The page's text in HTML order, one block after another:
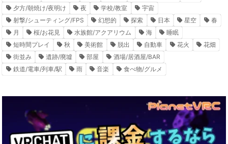
夕方/朝焼け/夜明け
夜 学校/教室
宇宙
射撃/シューティング/FPS
幻想的 探索 日本 星空
春
月
桜/お花見 水族館/アクアリウム 海
睡眠
短時間プレイ
秋 美術館 脱出 自動車 花火
花畑
街並み
遺跡/廃墟 部屋
酒場/居酒屋/BAR
鉄道/電車/列車/駅
雨 音楽 食べ物/グルメ